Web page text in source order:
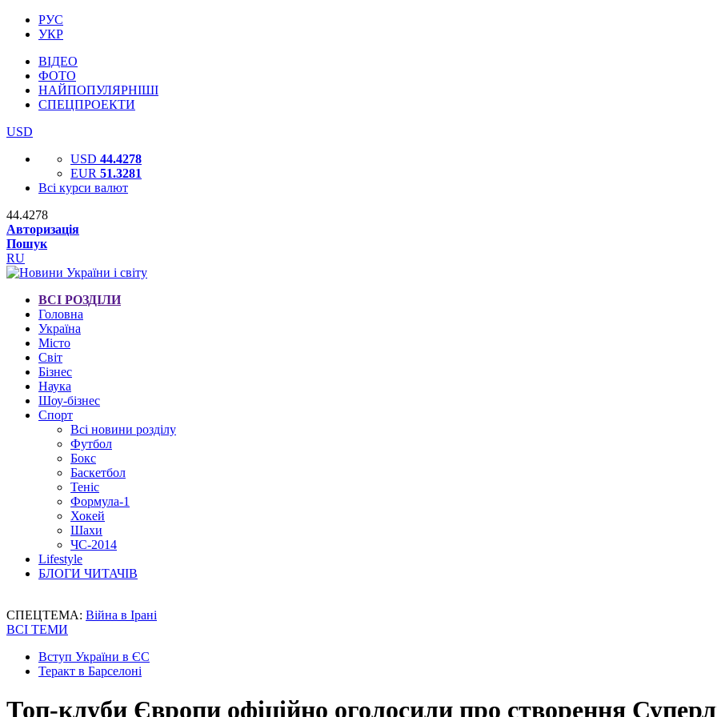
РУС
УКР
ВІДЕО
ФОТО
НАЙПОПУЛЯРНІШІ
СПЕЦПРОЕКТИ
USD
USD 44.4278
EUR 51.3281
Всі курси валют
44.4278
Авторизація
Пошук
RU
ВСІ РОЗДІЛИ
Головна
Україна
Місто
Світ
Бізнес
Наука
Шоу-бізнес
Спорт
Всі новини розділу
Футбол
Бокс
Баскетбол
Теніс
Формула-1
Хокей
Шахи
ЧС-2014
Lifestyle
БЛОГИ ЧИТАЧІВ
СПЕЦТЕМА: Війна в Ірані
ВСІ ТЕМИ
Вступ України в ЄС
Теракт в Барселоні
Топ-клуби Європи офіційно оголосили про створення